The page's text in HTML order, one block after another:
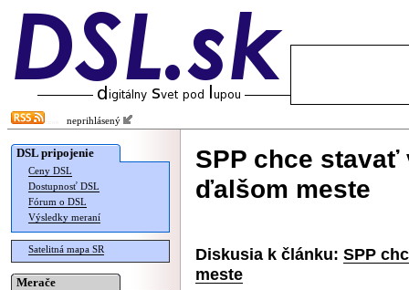
neprihlásený
DSL pripojenie
Ceny DSL
Dostupnosť DSL
Fórum o DSL
Výsledky meraní
Satelitná mapa SR
Merače
SPP chce
ďalšom meste
Diskusia k článku: SPP
meste